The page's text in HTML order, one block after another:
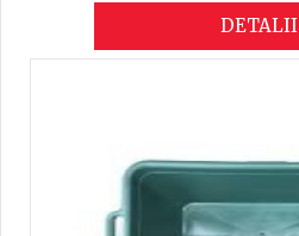
DETALII